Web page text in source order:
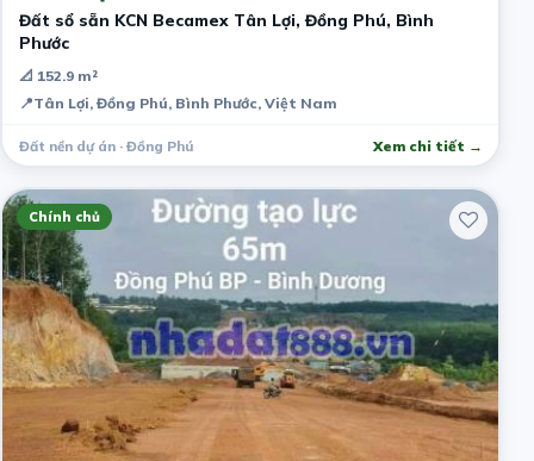
Đất sổ sẵn KCN Becamex Tân Lợi, Đồng Phú, Bình
Phước
📐 152.9 m²
📍Tân Lợi, Đồng Phú, Bình Phước, Việt Nam
Đất nền dự án · Đồng Phú Xem chi tiết →
Chính chủ